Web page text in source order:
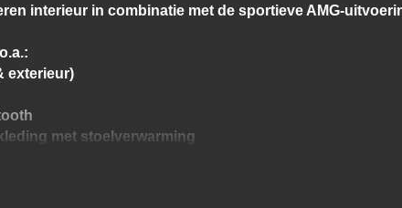
interieur in combinatie met de sportieve AMG-
exterieur)
met stoelverwarming
Control